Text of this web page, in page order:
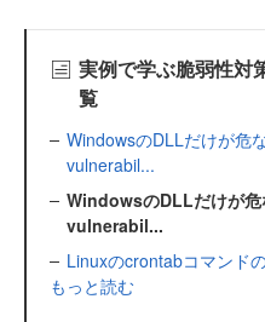
実例で学ぶ脆弱性対
覧
WindowsのDLLだけが
vulnerabil...
WindowsのDLLだけが
vulnerabil...
Linuxのcrontabコマンド
もっと読む